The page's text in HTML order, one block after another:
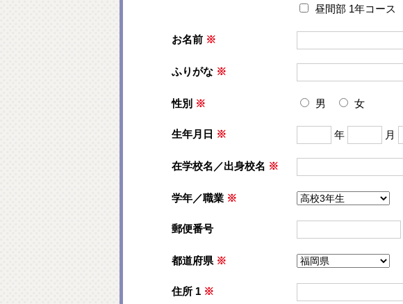
昼間部 1年コース
お名前 ※
ふりがな ※
性別 ※ 男 女
生年月日 ※ 年 月
在学校名／出身校名 ※
学年／職業 ※
郵便番号
都道府県 ※
住所 1 ※